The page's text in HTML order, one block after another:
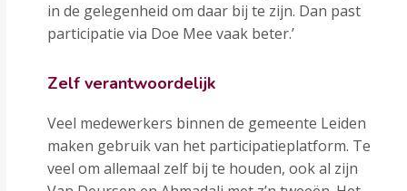
in de gelegenheid om daar bij te zijn. Dan past
participatie via Doe Mee vaak beter.’
Zelf verantwoordelijk
Veel medewerkers binnen de gemeente Leiden
maken gebruik van het participatieplatform. Te
veel om allemaal zelf bij te houden, ook al zijn